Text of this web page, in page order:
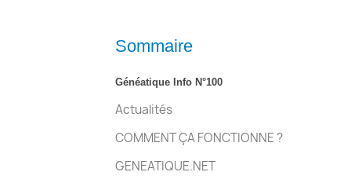
Sommaire
Généatique Info N°100
Actualités
COMMENT ÇA FONCTIONNE ?
GENEATIQUE.NET